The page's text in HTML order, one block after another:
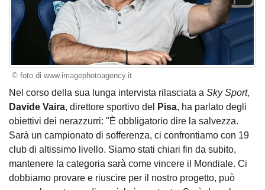
© foto di www.imagephotoagency.it
Nel corso della sua lunga intervista rilasciata a Sky Sport,
Davide Vaira, direttore sportivo del Pisa, ha parlato degli
obiettivi dei nerazzurri: "È obbligatorio dire la salvezza.
Sarà un campionato di sofferenza, ci confrontiamo con 19
club di altissimo livello. Siamo stati chiari fin da subito,
mantenere la categoria sarà come vincere il Mondiale. Ci
dobbiamo provare e riuscire per il nostro progetto, può